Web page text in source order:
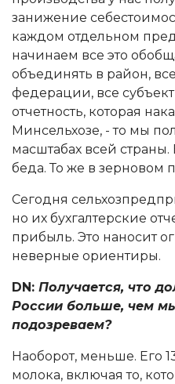
занижение
каждом отдельном
начинаем все это
объединять в район,
федерации, все
отчетность, которая
Минсельхозе, - то мы
масштабах всей страны.
беда. То же в зерновом
Сегодня
но их бухгалтерские
прибыль. Это наносит
неверные ориентиры.
DN: Получается, что
России больше, чем
подозреваем?
Наоборот, меньше. Его
молока, включая то,